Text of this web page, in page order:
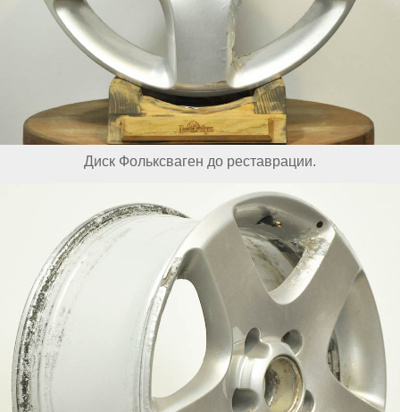
Диск Фольксваген до реставрации.